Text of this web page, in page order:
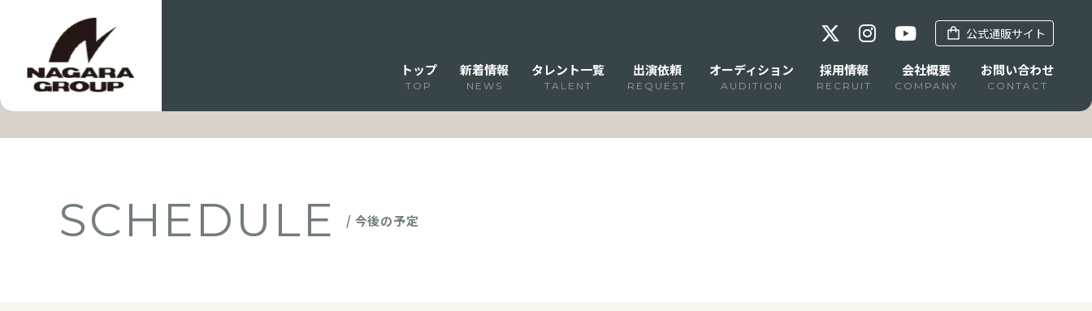
公式通販サイト
トップ
TOP
新着情報
NEWS
タレント一覧
TALENT
出演依頼
REQUEST
オーディション
AUDITION
採用情報
RECRUIT
会社概要
COMPANY
お問い合わせ
CONTACT
SCHEDULE / 今後の予定